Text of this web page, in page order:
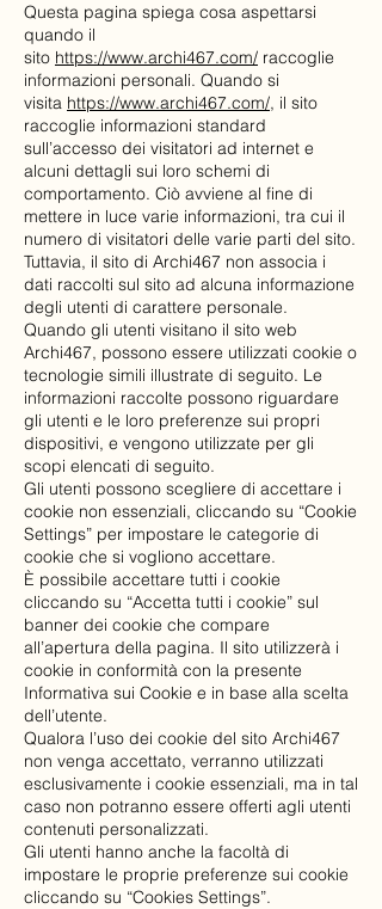
Questa pagina spiega cosa aspettarsi
quando il
sito https://www.archi467.com/ raccoglie
informazioni personali. Quando si
visita https://www.archi467.com/, il sito
raccoglie informazioni standard
sull’accesso dei visitatori ad internet e
alcuni dettagli sui loro schemi di
comportamento. Ciò avviene al fine di
mettere in luce varie informazioni, tra cui il
numero di visitatori delle varie parti del sito.
Tuttavia, il sito di Archi467 non associa i
dati raccolti sul sito ad alcuna informazione
degli utenti di carattere personale.
Quando gli utenti visitano il sito web
Archi467, possono essere utilizzati cookie o
tecnologie simili illustrate di seguito. Le
informazioni raccolte possono riguardare
gli utenti e le loro preferenze sui propri
dispositivi, e vengono utilizzate per gli
scopi elencati di seguito.
Gli utenti possono scegliere di accettare i
cookie non essenziali, cliccando su “Cookie
Settings” per impostare le categorie di
cookie che si vogliono accettare.
È possibile accettare tutti i cookie
cliccando su “Accetta tutti i cookie” sul
banner dei cookie che compare
all’apertura della pagina. Il sito utilizzerà i
cookie in conformità con la presente
Informativa sui Cookie e in base alla scelta
dell’utente.
Qualora l’uso dei cookie del sito Archi467
non venga accettato, verranno utilizzati
esclusivamente i cookie essenziali, ma in tal
caso non potranno essere offerti agli utenti
contenuti personalizzati.
Gli utenti hanno anche la facoltà di
impostare le proprie preferenze sui cookie
cliccando su “Cookies Settings”.